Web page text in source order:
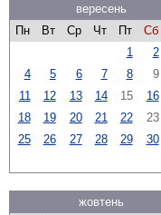
вересень
Пн
Вт Ср Чт Пт Сб
1
2
4
5 6 7 8 9
11
12 13 14 15 16
18
19 20 21 22 23
25
26 27 28 29 30
жовтень